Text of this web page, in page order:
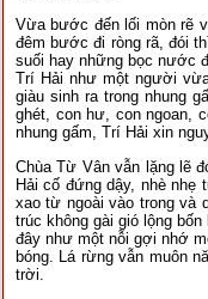
Vừa bước đến lối mòn rẽ
đêm bước đi ròng rã, đói
suối hay những bọc nước
Trí Hải như một người
giàu sinh ra trong nhung
ghét, con hư, con ngoan,
nhung gấm, Trí Hải xin
Chùa Từ Vân vẫn lặng lẽ
Hải cố đứng dậy, nhè
xao từ ngoài vào trong và
trúc không gài gió lộng
đây như một nỗi gợi nhớ
bóng. Lá rừng vẫn muôn
trời.